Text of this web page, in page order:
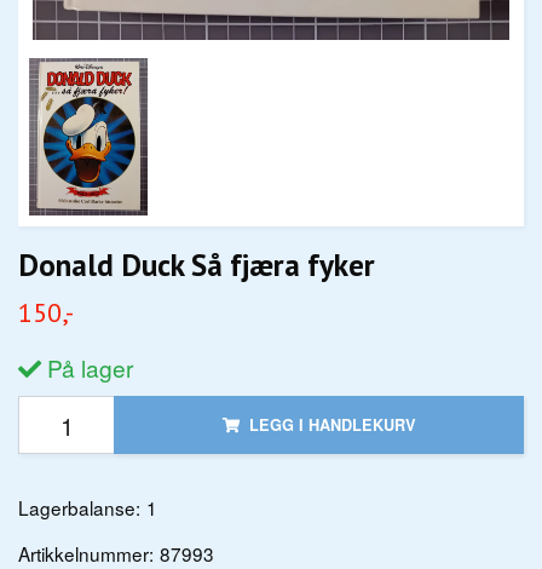
Donald Duck Så fjæra fyker
150,-
På lager
LEGG I HANDLEKURV
Lagerbalanse: 1
Artikkelnummer: 87993